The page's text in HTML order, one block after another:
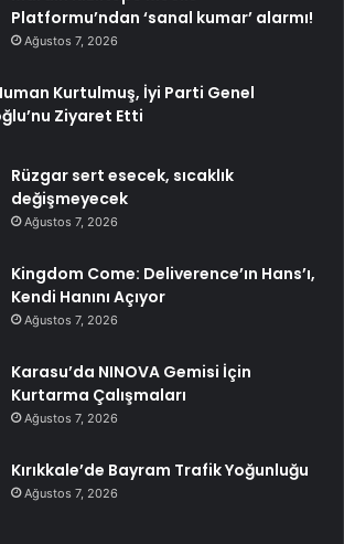
Platformu’ndan ‘sanal kumar’ alarmı!
Ağustos 7, 2026
Kurtulmuş, İyi Parti Genel
Ziyaret Etti
Rüzgar sert esecek, sıcaklık
değişmeyecek
Ağustos 7, 2026
Kingdom Come: Deliverence’ın Hans’ı,
Kendi Hanını Açıyor
Ağustos 7, 2026
Karasu’da NINOVA Gemisi İçin
Kurtarma Çalışmaları
Ağustos 7, 2026
Kırıkkale’de Bayram Trafik Yoğunluğu
Ağustos 7, 2026